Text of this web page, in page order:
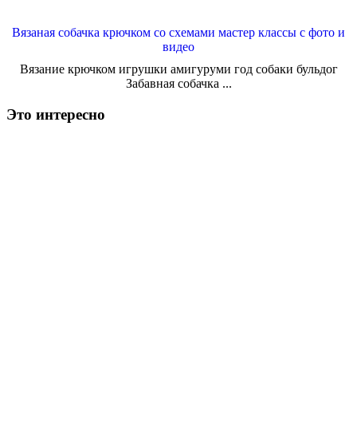
Вязаная собачка крючком со схемами мастер классы с фото и
видео
Вязание крючком игрушки амигуруми год собаки бульдог
Забавная собачка ...
Это интересно